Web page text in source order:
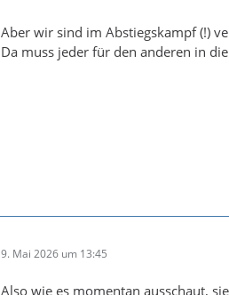
Aber wir sind im Abstiegskampf (!)
Da muss jeder für den anderen in
9. Mai 2026 um 13:45
Also wie es momentan ausschaut,